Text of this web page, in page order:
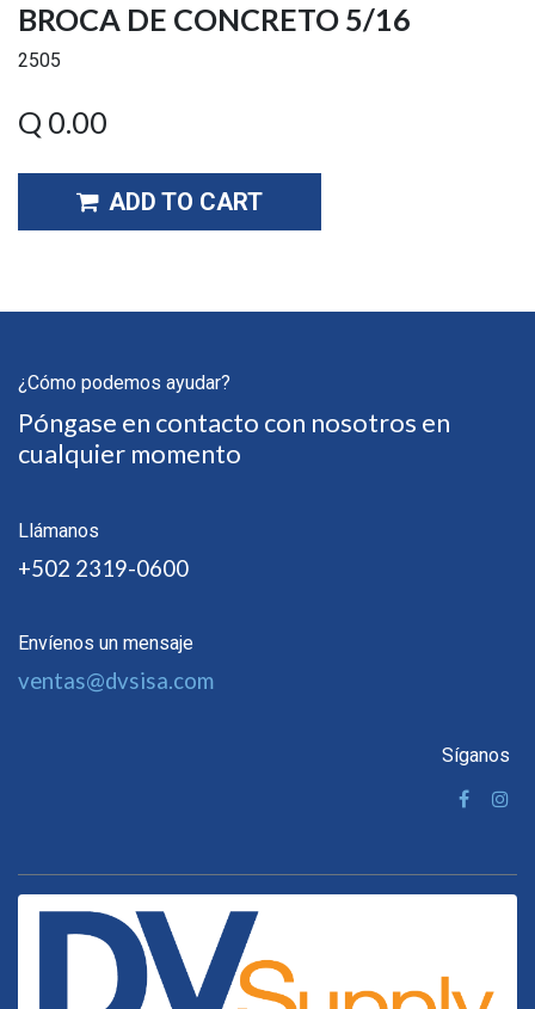
BROCA DE CONCRETO 5/16
2505
Q 0.00
ADD TO CART
¿Cómo podemos ayudar?
Póngase en contacto con nosotros en
cualquier momento
Llámanos
+502 2319-0600
Envíenos un mensaje
ventas@dvsisa.com
Síganos